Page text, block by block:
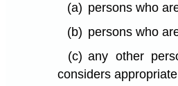
(a) persons who
(b) persons who
(c) any other
considers